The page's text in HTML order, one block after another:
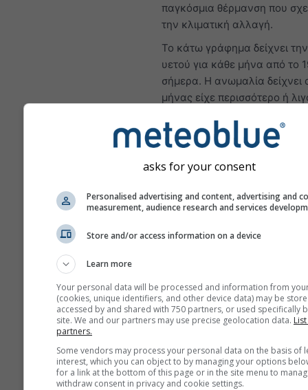
παγκόσμια θέρμανση που
την κλιματική αλλαγή.
Το κάτω γράφημα δείχνει
υετού για κάθε μήνα από το
σήμερα. Η ανωμαλία δείχνει
μήνας είχε περισσότερο ή
1980-2010. Κατά συνέπεια, οι
μήνες ήταν πιο υγροί και οι
ξηροί από το κανονικό.
θερμοκρασίας και υετού
Μήνας
Jan Feb Mar
Sep Oct Nov
asks for your consent
Personalised advertising and content, advertising and
measurement, audience research and services
Store and/or access information on a device
Learn more
Your personal data will be processed and information from
(cookies, unique identifiers, and other device data) may be
accessed by and shared with 750 partners, or used specifically
site. We and our partners may use precise geolocation data.
partners.
Some vendors may process your personal data on the basis of
interest, which you can object to by managing your options
for a link at the bottom of this page or in the site menu to
withdraw consent in privacy and cookie settings.